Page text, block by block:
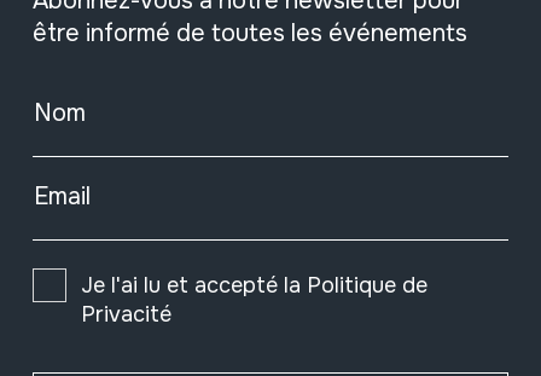
être informé de toutes les événements
Nom
Email
Je l'ai lu et accepté la Politique de
Privacité